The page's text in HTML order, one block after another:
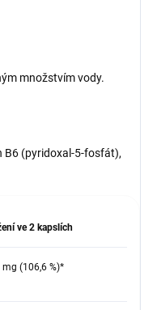
množstvím vody.
B6 (pyridoxal-5-fosfát),
ve 2 kapslích
(106,6 %)*